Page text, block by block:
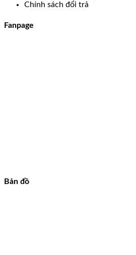
Chính sách đổi trả
Fanpage
Bản đồ